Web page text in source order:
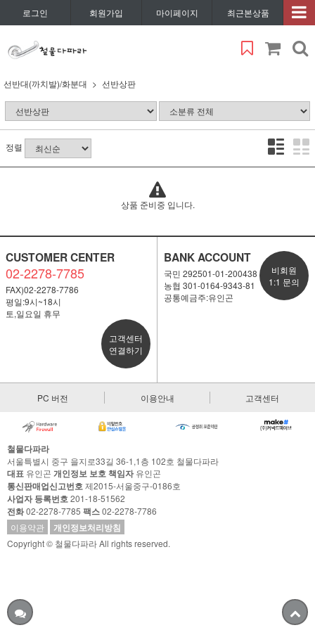
로그인 회원가입 마이페이지 최근본상품
선반대(까치발)/화분대 선반상판
정렬
상품 준비중 입니다.
CUSTOMER CENTER
02-2278-7785
FAX)02-2278-7786
평일:9시~18시
토,일요일 휴무
고객센터
연결하기
BANK ACCOUNT
국민 292501-01-200438
농협 301-0164-9343-81
공통예금주:유인곤
비회원
1:1 문의
PC 버전 이용안내 고객센터
철물다파라
서울특별시 중구 을지로33길 36-1,1층 102호 철물다파라
대표 유인곤 개인정보 보호 책임자유인곤
통신판매업신고번호제2015-서울중구-0186호
사업자 등록번호201-18-51562
전화02-2278-7785 팩스02-2278-7786
이용약관
개인정보처리방침
Copyright © 철물다파라 All rights reserved.